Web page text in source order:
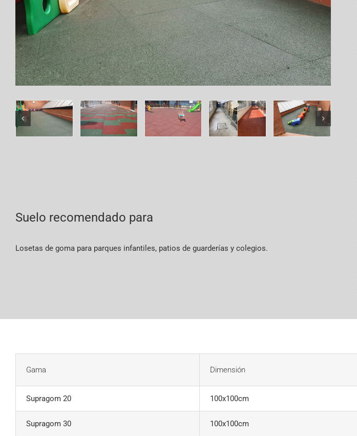
Suelo recomendado para
Losetas de goma para parques infantiles, patios de guarderías y colegios.
Gama Dimensión
Supragom 20 100x100cm
Supragom 30 100x100cm